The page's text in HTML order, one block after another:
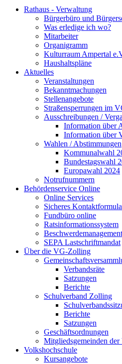
Rathaus - Verwaltung
Bürgerbüro und
Was erledige ich wo?
Mitarbeiter
Organigramm
Kulturraum Ampertal
Haushaltspläne
Aktuelles
Veranstaltungen
Bekanntmachungen
Stellenangebote
Straßensperrungen im
Ausschreibungen /
Information über
Information über
Wahlen / Abstimmungen
Kommunalwahl
Bundestagswahl
Europawahl 2024
Notrufnummern
Behördenservice Online
Online Services
Sicheres
Fundbüro online
Ratsinformationssystem
Beschwerdemanagement
SEPA Lastschriftmandat
Über die VG-Zolling
Verbandsräte
Satzungen
Berichte
Schulverband Zolling
Berichte
Satzungen
Geschäftsordnungen
Mitgliedsgemeinden
Volkshochschule
Kursangebote